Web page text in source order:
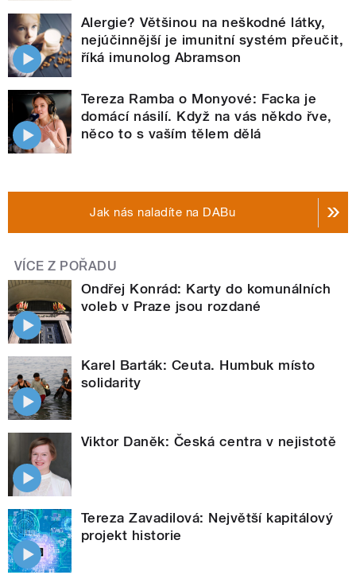
Alergie? Většinou na neškodné látky,
nejúčinnější je imunitní systém přeučit,
říká imunolog Abramson
Tereza Ramba o Monyové: Facka je
domácí násilí. Když na vás někdo řve,
něco to s vaším tělem dělá
Jak nás naladíte na DABu
VÍCE Z POŘADU
Ondřej Konrád: Karty do komunálních
voleb v Praze jsou rozdané
Karel Barták: Ceuta. Humbuk místo
solidarity
Viktor Daněk: Česká centra v nejistotě
Tereza Zavadilová: Největší kapitálový
projekt historie